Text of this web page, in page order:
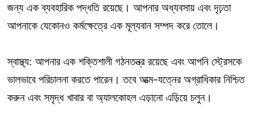
জন্য এক ব্যবহারিক পদ্ধতি রয়েছে। আপনার অধ্যবসায় এবং দৃঢ়তা
আপনাকে যেকোনও কর্মক্ষেত্রে এক মূল্যবান সম্পদ করে তোলে।
স্বাস্থ্য: আপনার এক শক্তিশালী গঠনতন্ত্র রয়েছে এবং আপনি স্ট্রেসকে
ভালভাবে পরিচালনা করতে পারেন। তবে আত্ম-যত্নের অগ্রাধিকার নিশ্চিত
করুন এবং সমৃদ্ধ খাবার বা অ্যালকোহল এড়ানো এড়িয়ে চলুন।